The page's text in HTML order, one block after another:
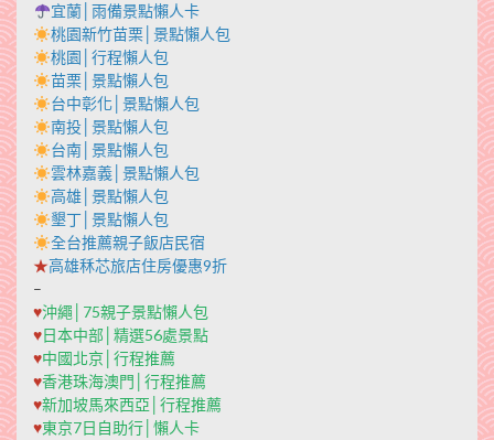
宜蘭│雨備景點懶人卡
桃園新竹苗栗│景點懶人包
桃園│行程懶人包
苗栗│景點懶人包
台中彰化│景點懶人包
南投│景點懶人包
台南│景點懶人包
雲林嘉義│景點懶人包
高雄│景點懶人包
墾丁│景點懶人包
全台推薦親子飯店民宿
★高雄秝芯旅店住房優惠9折
–
♥沖繩│75親子景點懶人包
♥日本中部│精選56處景點
♥中國北京│行程推薦
♥香港珠海澳門│行程推薦
♥新加坡馬來西亞│行程推薦
♥東京7日自助行│懶人卡